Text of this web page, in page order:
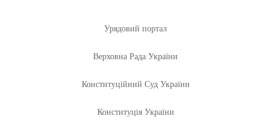
Урядовий портал
Верховна Рада України
Конституційний Суд України
Конституція України